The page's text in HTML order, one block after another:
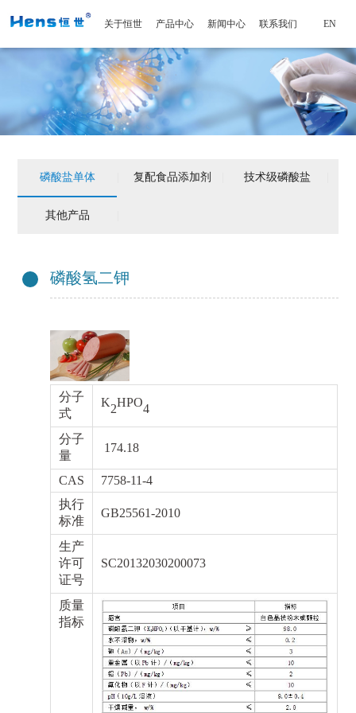
关于恒世 产品中心 新闻中心 联系我们 EN
磷酸盐单体 复配食品添加剂 技术级磷酸盐
其他产品
磷酸氢二钾
分子
式
K2HPO4
分子
量
174.18
CAS
7758-11-4
执行
标准
GB25561-2010
生产
许可
证号
SC20132030200073
质量
指标